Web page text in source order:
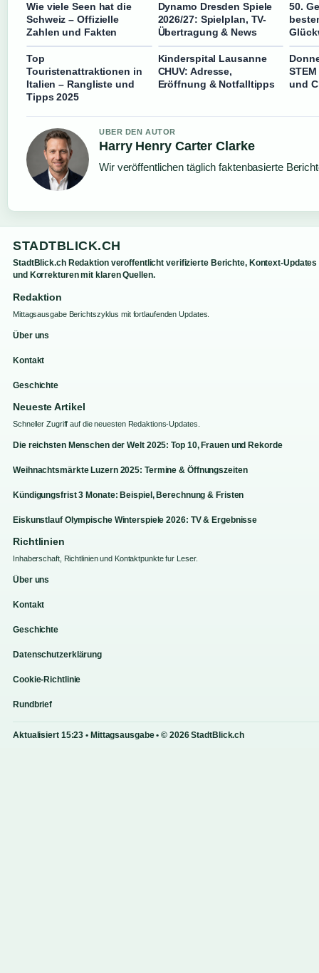
Wie viele Seen hat die
Schweiz – Offizielle
Zahlen und Fakten
Dynamo Dresden Spiele
2026/27: Spielplan, TV-
Übertragung & News
50.
Top
Touristenattraktionen in
Italien – Rangliste und
Tipps 2025
Kinderspital Lausanne
CHUV: Adresse,
Eröffnung & Notfalltipps
und
UBER DEN AUTOR
Harry Henry Carter Clarke
Wir veröffentlichen täglich faktenbasierte
STADTBLICK.CH
StadtBlick.ch Redaktion veroffentlicht verifizierte Berichte, Kontext-Updates
und Korrekturen mit klaren Quellen.
Redaktion
Mittagsausgabe Berichtszyklus mit fortlaufenden Updates.
Über uns
Kontakt
Geschichte
Neueste Artikel
Schneller Zugriff auf die neuesten Redaktions-Updates.
Die reichsten Menschen der Welt 2025: Top 10, Frauen und Rekorde
Weihnachtsmärkte Luzern 2025: Termine & Öffnungszeiten
Kündigungsfrist 3 Monate: Beispiel, Berechnung & Fristen
Eiskunstlauf Olympische Winterspiele 2026: TV & Ergebnisse
Richtlinien
Inhaberschaft, Richtlinien und Kontaktpunkte fur Leser.
Über uns
Kontakt
Geschichte
Datenschutzerklärung
Cookie-Richtlinie
Rundbrief
Aktualisiert 15:23 • Mittagsausgabe • © 2026 StadtBlick.ch